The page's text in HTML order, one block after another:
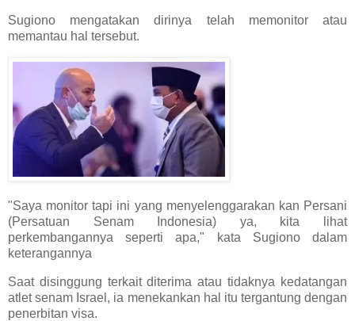
Sugiono mengatakan dirinya telah memonitor atau
memantau hal tersebut.
"Saya monitor tapi ini yang menyelenggarakan kan Persani
(Persatuan Senam Indonesia) ya, kita lihat
perkembangannya seperti apa," kata Sugiono dalam
keterangannya
Saat disinggung terkait diterima atau tidaknya kedatangan
atlet senam Israel, ia menekankan hal itu tergantung dengan
penerbitan visa.